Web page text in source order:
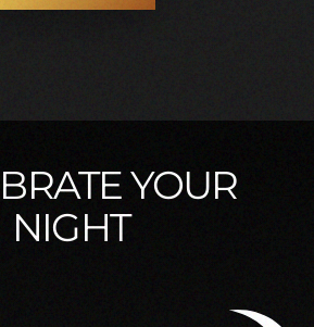
YOUR
NIGHT